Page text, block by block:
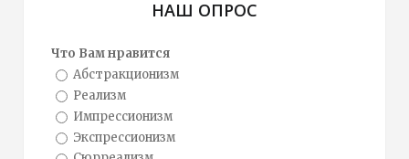
НАШ ОПРОС
Что Вам нравится
Абстракционизм
Реализм
Импрессионизм
Экспрессионизм